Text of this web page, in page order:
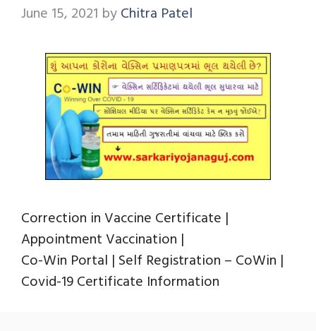
June 15, 2021 by Chitra Patel
Correction in Vaccine Certificate |
Appointment Vaccination |
Co-Win Portal | Self Registration – CoWin |
Covid-19 Certificate Information